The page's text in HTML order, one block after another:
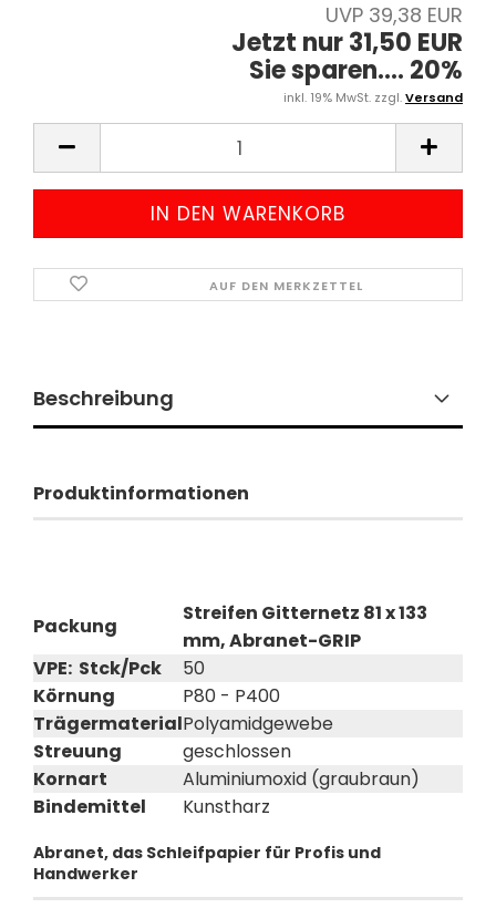
UVP 39,38 EUR
Jetzt nur 31,50 EUR
Sie sparen.... 20%
inkl. 19% MwSt. zzgl.Versand
AUF DEN MERKZETTEL
Beschreibung
Produktinformationen
Packung
Streifen Gitternetz 81 x 133
mm, Abranet-GRIP
VPE: Stck/Pck
50
Körnung
P80 - P400
TrägermaterialPolyamidgewebe
Streuung
geschlossen
Kornart
Aluminiumoxid (graubraun)
Bindemittel
Kunstharz
Abranet, das Schleifpapier für Profis und
Handwerker